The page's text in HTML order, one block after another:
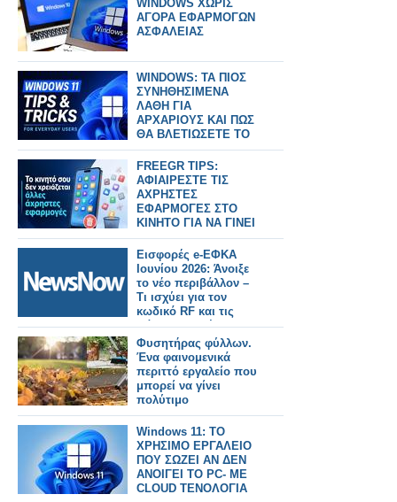
WINDOWS ΧΩΡΙΣ
ΑΓΟΡΑ ΕΦΑΡΜΟΓΩΝ
ΑΣΦΑΛΕΙΑΣ
WINDOWS: ΤΑ ΠΙΟΣ
ΣΥΝΗΘΗΣΙΜΕΝΑ
ΛΑΘΗ ΓΙΑ
ΑΡΧΑΡΙΟΥΣ ΚΑΙ ΠΩΣ
ΘΑ ΒΛΕΤΙΩΣΕΤΕ ΤΟ
ΣΥΣΤΗΜΑ ΣΑΣ
FREEGR TIPS:
ΑΦΙΑΙΡΕΣΤΕ ΤΙΣ
ΑΧΡΗΣΤΕΣ
ΕΦΑΡΜΟΓΕΣ ΣΤΟ
ΚΙΝΗΤΟ ΓΙΑ ΝΑ ΓΙΝΕΙ
ΠΙΟ ΓΡΗΓΟΡΟ
Εισφορές e-ΕΦΚΑ
Ιουνίου 2026: Άνοιξε
το νέο περιβάλλον –
Τι ισχύει για τον
κωδικό RF και τις
πάγιες εντολές
Φυσητήρας φύλλων.
Ένα φαινομενικά
περιττό εργαλείο που
μπορεί να γίνει
πολύτιμο
Windows 11: ΤΟ
ΧΡΗΣΙΜΟ ΕΡΓΑΛΕΙΟ
ΠΟΥ ΣΩΖΕΙ ΑΝ ΔΕΝ
ΑΝΟΙΓΕΙ ΤΟ PC- ΜΕ
CLOUD ΤΕΝΟΛΟΓΙΑ